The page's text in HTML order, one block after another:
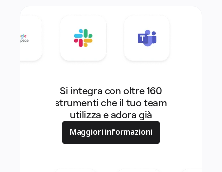
Si integra con oltre 160
strumenti che il tuo team
utilizza e adora già
Maggiori informazioni